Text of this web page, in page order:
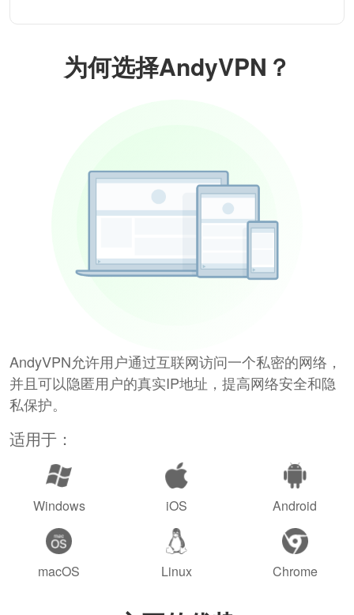
为何选择AndyVPN？
AndyVPN允许用户通过互联网访问一个私密的网络，
并且可以隐匿用户的真实IP地址，提高网络安全和隐
私保护。
适用于：
Windows iOS Android
macOS Linux Chrome